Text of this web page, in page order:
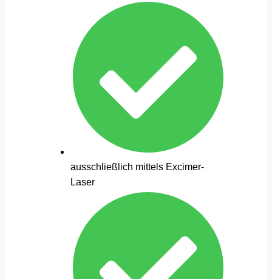
ausschließlich mittels Excimer-
Laser